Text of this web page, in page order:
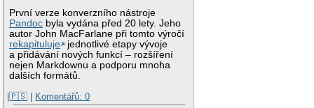
První verze konverzního nástroje
Pandoc byla vydána před 20 lety. Jeho
autor John MacFarlane při tomto výročí
rekapituluje
jednotlivé etapy vývoje
a přidávání nových funkcí – rozšíření
nejen Markdownu a podporu mnoha
dalších formátů.
|🇵🇸 | Komentářů: 0